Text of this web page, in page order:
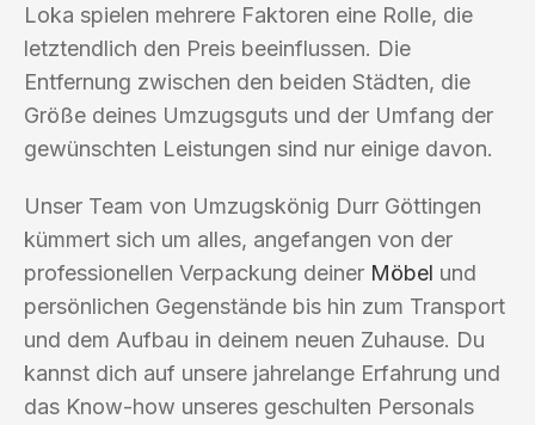
Loka spielen mehrere Faktoren eine Rolle, die
letztendlich den Preis beeinflussen. Die
Entfernung zwischen den beiden Städten, die
Größe deines Umzugsguts und der Umfang der
gewünschten Leistungen sind nur einige davon.
Unser Team von Umzugskönig Durr Göttingen
kümmert sich um alles, angefangen von der
professionellen Verpackung deiner Möbel und
persönlichen Gegenstände bis hin zum Transport
und dem Aufbau in deinem neuen Zuhause. Du
kannst dich auf unsere jahrelange Erfahrung und
das Know-how unseres geschulten Personals